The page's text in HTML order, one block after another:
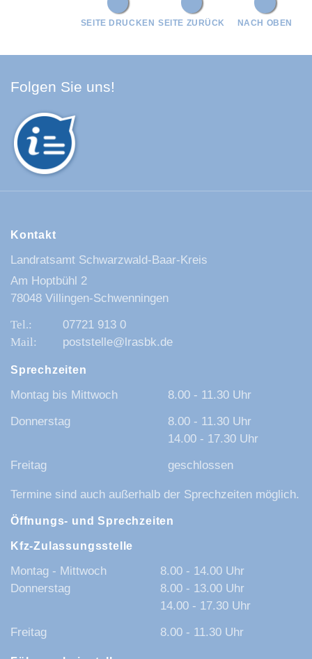
NACH OBEN
SEITE ZURÜCK
SEITE DRUCKEN
Folgen Sie uns!
Kontakt
Landratsamt Schwarzwald-Baar-Kreis
Am Hoptbühl 2
78048 Villingen-Schwenningen
07721 913 0
poststelle@lrasbk.de
Sprechzeiten
Montag bis Mittwoch
8.00 - 11.30 Uhr
Donnerstag
8.00 - 11.30 Uhr
14.00 - 17.30 Uhr
Freitag
geschlossen
Termine sind auch außerhalb der Sprechzeiten möglich.
Öffnungs- und Sprechzeiten
Kfz-Zulassungsstelle
Montag - Mittwoch
8.00 - 14.00 Uhr
Donnerstag
8.00 - 13.00 Uhr
14.00 - 17.30 Uhr
Freitag
8.00 - 11.30 Uhr